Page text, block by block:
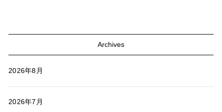
Archives
2026年8月
2026年7月